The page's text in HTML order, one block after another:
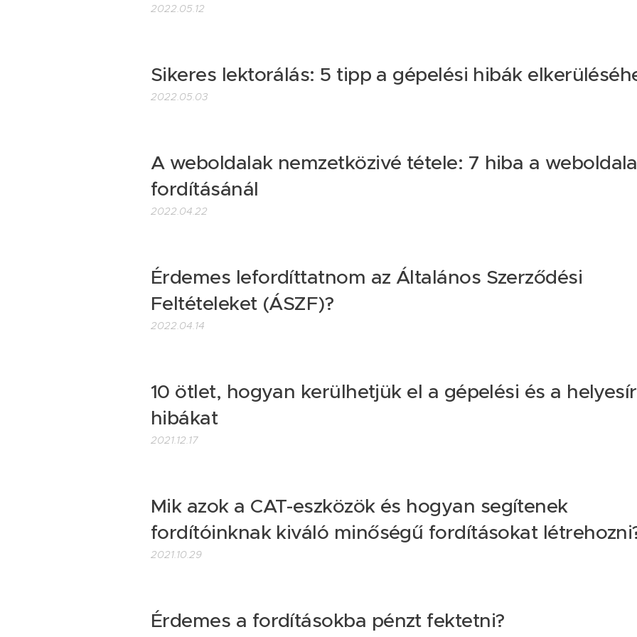
2022.05.12
Sikeres lektorálás: 5 tipp a gépelési hibák
2022.05.03
A weboldalak nemzetközivé tétele: 7 hiba a
fordításánál
2022.04.22
Érdemes lefordíttatnom az Általános Szerződési
Feltételeket (ÁSZF)?
2022.04.14
10 ötlet, hogyan kerülhetjük el a gépelési és a
hibákat
2021.12.17
Mik azok a CAT-eszközök és hogyan segítenek
fordítóinknak kiváló minőségű fordításokat
2021.10.29
Érdemes a fordításokba pénzt fektetni?